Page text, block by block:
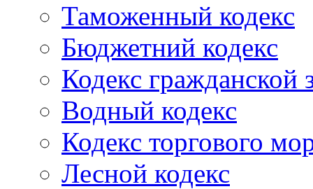
Таможенный кодекс
Бюджетний кодекс
Кодекс гражданской
Водный кодекс
Кодекс торгового
Лесной кодекс